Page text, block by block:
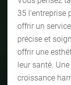
35 l'entreprise
offrir un
précise et
offrir une
leur santé.
croissance